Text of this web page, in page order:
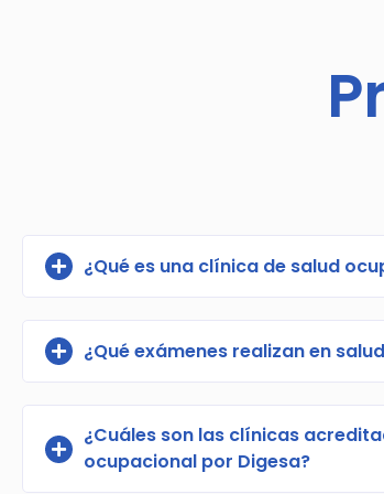
¿Qué es una clínica de salud
¿Qué exámenes realizan en
¿Cuáles son las clínicas
ocupacional por Digesa?